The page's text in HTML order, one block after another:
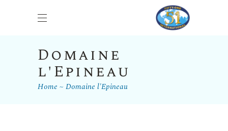
Domaine
l'Epineau
Home Domaine l'Epineau